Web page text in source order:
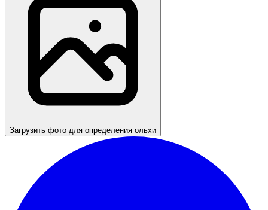
Загрузить фото для определения ольхи